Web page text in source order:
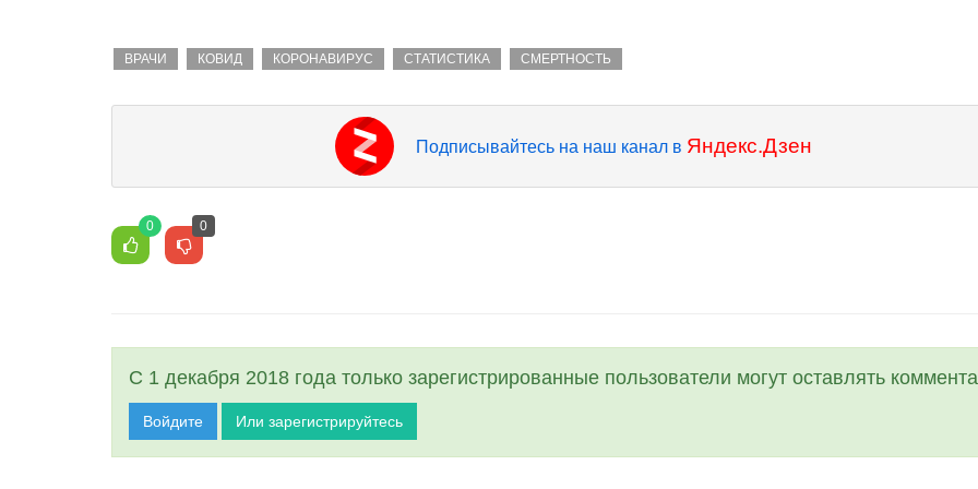
ВРАЧИ КОВИД КОРОНАВИРУС СТАТИСТИКА СМЕРТНОСТЬ
Подписывайтесь на наш канал в Яндекс.Дзен
0 0
С 1 декабря 2018 года только зарегистрированные пользователи могут оставлять
Войдите Или зарегистрируйтесь